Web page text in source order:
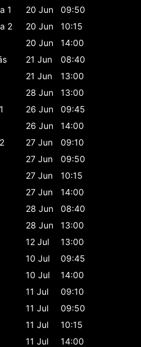
1 20 Jun
09:50
2 20 Jun
10:15
20 Jun
14:00
21 Jun
08:40
21 Jun
13:00
28 Jun
13:00
26 Jun
09:45
26 Jun
14:00
27 Jun
09:10
27 Jun
09:50
27 Jun
10:15
27 Jun
14:00
28 Jun
08:40
28 Jun
13:00
12 Jul
13:00
10 Jul
09:45
10 Jul
14:00
11 Jul
09:10
11 Jul
09:50
11 Jul
10:15
11 Jul
14:00